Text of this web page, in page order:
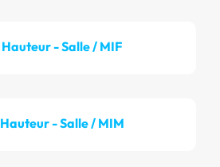
Hauteur - Salle / MIF
Hauteur - Salle / MIM